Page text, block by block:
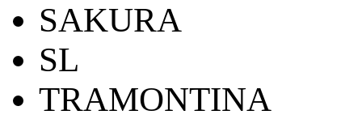
SAKURA
SL
TRAMONTINA